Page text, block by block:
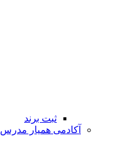
ثبت برند
آکادمی همیار مدرس